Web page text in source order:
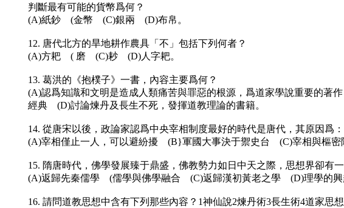
判斷最有可能的貨幣爲何？
(A)紙鈔 (金幣 (C)銀兩 (D)布帛。
12. 唐代北方的旱地耕作農具「不」包括下列何者？
(A)方耙 ( 磨 (C)耖 (D)人字耙。
13. 葛洪的《抱樸子》一書，內容主要爲何？
(A)認爲知識和文明是造成人類痛苦與罪惡的根源，爲道家學說重要的
經典 (D)討論煉丹及長生不死，發揮道教理論的書籍。
14. 從唐宋以後，政論家認爲中央宰相制度最好的時代是唐代，其原因爲：
(A)宰相僅止一人，可以避紛擾 (B}軍國大事決于禦史台 (C)宰相與樞密
15. 隋唐時代，佛學發展臻于鼎盛，佛教勢力如日中天之際，思想界卻有
(A)返歸先秦儒學 (儒學與佛學融合 (C)返歸漢初黃老之學 (D)理學的興
16. 請問道教思想中含有下列那些內容？1神仙說2煉丹術3長生術4道家思